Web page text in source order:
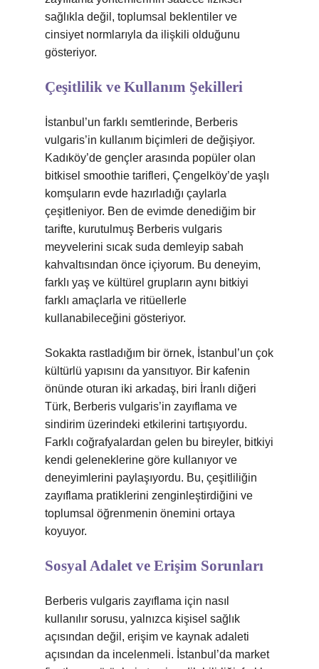
sağlıkla değil, toplumsal beklentiler ve
cinsiyet normlarıyla da ilişkili olduğunu
gösteriyor.
Çeşitlilik ve Kullanım Şekilleri
İstanbul’un farklı semtlerinde, Berberis
vulgaris’in kullanım biçimleri de değişiyor.
Kadıköy’de gençler arasında popüler olan
bitkisel smoothie tarifleri, Çengelköy’de yaşlı
komşuların evde hazırladığı çaylarla
çeşitleniyor. Ben de evimde denediğim bir
tarifte, kurutulmuş Berberis vulgaris
meyvelerini sıcak suda demleyip sabah
kahvaltısından önce içiyorum. Bu deneyim,
farklı yaş ve kültürel grupların aynı bitkiyi
farklı amaçlarla ve ritüellerle
kullanabileceğini gösteriyor.
Sokakta rastladığım bir örnek, İstanbul’un çok
kültürlü yapısını da yansıtıyor. Bir kafenin
önünde oturan iki arkadaş, biri İranlı diğeri
Türk, Berberis vulgaris’in zayıflama ve
sindirim üzerindeki etkilerini tartışıyordu.
Farklı coğrafyalardan gelen bu bireyler, bitkiyi
kendi geleneklerine göre kullanıyor ve
deneyimlerini paylaşıyordu. Bu, çeşitliliğin
zayıflama pratiklerini zenginleştirdiğini ve
toplumsal öğrenmenin önemini ortaya
koyuyor.
Sosyal Adalet ve Erişim Sorunları
Berberis vulgaris zayıflama için nasıl
kullanılır sorusu, yalnızca kişisel sağlık
açısından değil, erişim ve kaynak adaleti
açısından da incelenmeli. İstanbul’da market